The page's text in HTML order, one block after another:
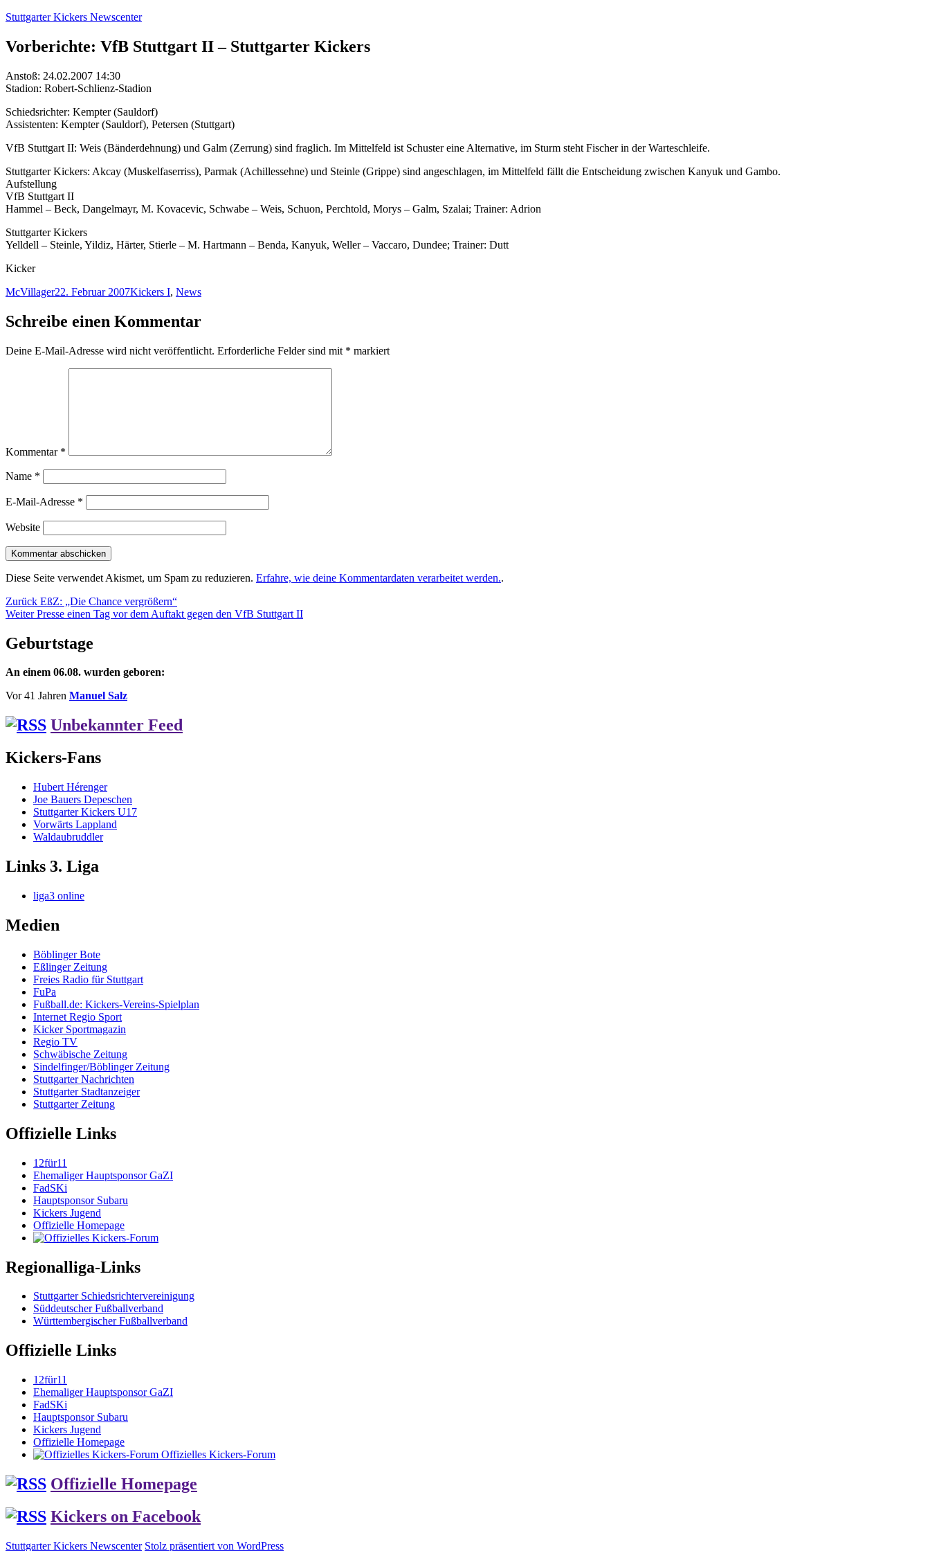
Zum
springen
Stuttgarter Kickers Newscenter
Vorberichte: VfB Stuttgart II – Stuttgarter Kickers
Anstoß: 24.02.2007 14:30
Stadion: Robert-Schlienz-Stadion
Schiedsrichter: Kempter (Sauldorf)
Assistenten: Kempter (Sauldorf), Petersen (Stuttgart)
VfB Stuttgart II: Weis (Bänderdehnung) und Galm (Zerrung) sind fraglich. Im Mittelfeld ist Schuster eine Alternative, im Sturm steht Fischer in der Warteschleife.
Stuttgarter Kickers: Akcay (Muskelfaserriss), Parmak (Achillessehne) und Steinle (Grippe) sind angeschlagen, im Mittelfeld fällt die Entscheidung zwischen Kanyuk und Gambo.
Aufstellung
VfB Stuttgart II
Hammel – Beck, Dangelmayr, M. Kovacevic, Schwabe – Weis, Schuon, Perchtold, Morys – Galm, Szalai; Trainer: Adrion
Stuttgarter Kickers
Yelldell – Steinle, Yildiz, Härter, Stierle – M. Hartmann – Benda, Kanyuk, Weller – Vaccaro, Dundee; Trainer: Dutt
Kicker
Autor
McVillagerVeröffentlicht
22. Februar 2007Kategorien
Kickers I, News
Schreibe einen Kommentar
Deine E-Mail-Adresse wird nicht veröffentlicht. Erforderliche Felder sind mit * markiert
Kommentar *
Name *
E-Mail-Adresse *
Website
Diese Seite verwendet Akismet, um Spam zu reduzieren. Erfahre, wie deine Kommentardaten verarbeitet werden..
Beitragsnavigation
Zurück Vorheriger
Beitrag:
EßZ: „Die Chance vergrößern“
Weiter Nächster
Presse einen Tag vor dem Auftakt gegen den VfB Stuttgart II
Geburtstage
An einem 06.08. wurden geboren:
Vor 41 Jahren Manuel Salz
Unbekannter Feed
Kickers-Fans
Hubert Hérenger
Joe Bauers Depeschen
Stuttgarter Kickers U17
Vorwärts Lappland
Waldaubruddler
Links 3. Liga
liga3 online
Medien
Böblinger Bote
Eßlinger Zeitung
Freies Radio für Stuttgart
FuPa
Fußball.de: Kickers-Vereins-Spielplan
Internet Regio Sport
Kicker Sportmagazin
Regio TV
Schwäbische Zeitung
Sindelfinger/Böblinger Zeitung
Stuttgarter Nachrichten
Stuttgarter Stadtanzeiger
Stuttgarter Zeitung
Offizielle Links
12für11
Ehemaliger Hauptsponsor GaZI
FadSKi
Hauptsponsor Subaru
Kickers Jugend
Offizielle Homepage
Regionalliga-Links
Stuttgarter Schiedsrichtervereinigung
Süddeutscher Fußballverband
Württembergischer Fußballverband
Offizielle Links
12für11
Ehemaliger Hauptsponsor GaZI
FadSKi
Hauptsponsor Subaru
Kickers Jugend
Offizielle Homepage
Offizielles Kickers-Forum
Offizielle Homepage
Kickers on Facebook
Stuttgarter Kickers Newscenter Stolz präsentiert von WordPress